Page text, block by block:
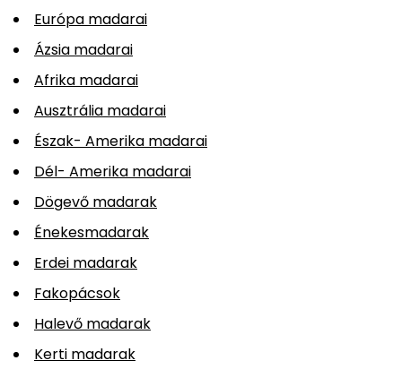
Európa madarai
Ázsia madarai
Afrika madarai
Ausztrália madarai
Észak- Amerika madarai
Dél- Amerika madarai
Dögevő madarak
Énekesmadarak
Erdei madarak
Fakopácsok
Halevő madarak
Kerti madarak